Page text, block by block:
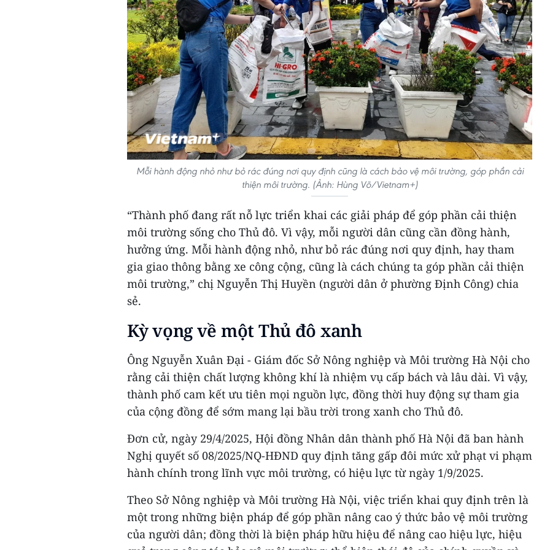
Mỗi hành động nhỏ như bỏ rác đúng nơi quy định cũng là cách bảo vệ môi trường, góp phần cải
thiện môi trường. (Ảnh: Hùng Võ/Vietnam+)
“Thành phố đang rất nỗ lực triển khai các giải pháp để góp phần cải thiện
môi trường sống cho Thủ đô. Vì vậy, mỗi người dân cũng cần đồng hành,
hưởng ứng. Mỗi hành động nhỏ, như bỏ rác đúng nơi quy định, hay tham
gia giao thông bằng xe công cộng, cũng là cách chúng ta góp phần cải thiện
môi trường,” chị Nguyễn Thị Huyền (người dân ở phường Định Công) chia
sẻ.
Kỳ vọng về một Thủ đô xanh
Ông Nguyễn Xuân Đại - Giám đốc Sở Nông nghiệp và Môi trường Hà Nội cho
rằng cải thiện chất lượng không khí là nhiệm vụ cấp bách và lâu dài. Vì vậy,
thành phố cam kết ưu tiên mọi nguồn lực, đồng thời huy động sự tham gia
của cộng đồng để sớm mang lại bầu trời trong xanh cho Thủ đô.
Đơn cử, ngày 29/4/2025, Hội đồng Nhân dân thành phố Hà Nội đã ban hành
Nghị quyết số 08/2025/NQ-HĐND quy định tăng gấp đôi mức xử phạt vi phạm
hành chính trong lĩnh vực môi trường, có hiệu lực từ ngày 1/9/2025.
Theo Sở Nông nghiệp và Môi trường Hà Nội, việc triển khai quy định trên là
một trong những biện pháp để góp phần nâng cao ý thức bảo vệ môi trường
của người dân; đồng thời là biện pháp hữu hiệu để nâng cao hiệu lực, hiệu